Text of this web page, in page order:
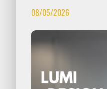
08/05/2026